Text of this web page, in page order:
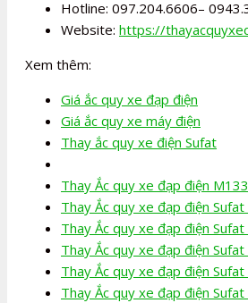
Hotline: 097.204.6606–
Website: https://
Xem thêm:
Giá ắc quy xe đạp điện
Giá ắc quy xe máy điện
Thay ắc quy xe điện Sufat
Thay Ắc quy xe đạp điện
Thay Ắc quy xe đạp điện Sufat
Thay Ắc quy xe đạp điện Sufat
Thay Ắc quy xe đạp điện
Thay Ắc quy xe đạp điện
Thay Ắc quy xe đạp điện Sufat